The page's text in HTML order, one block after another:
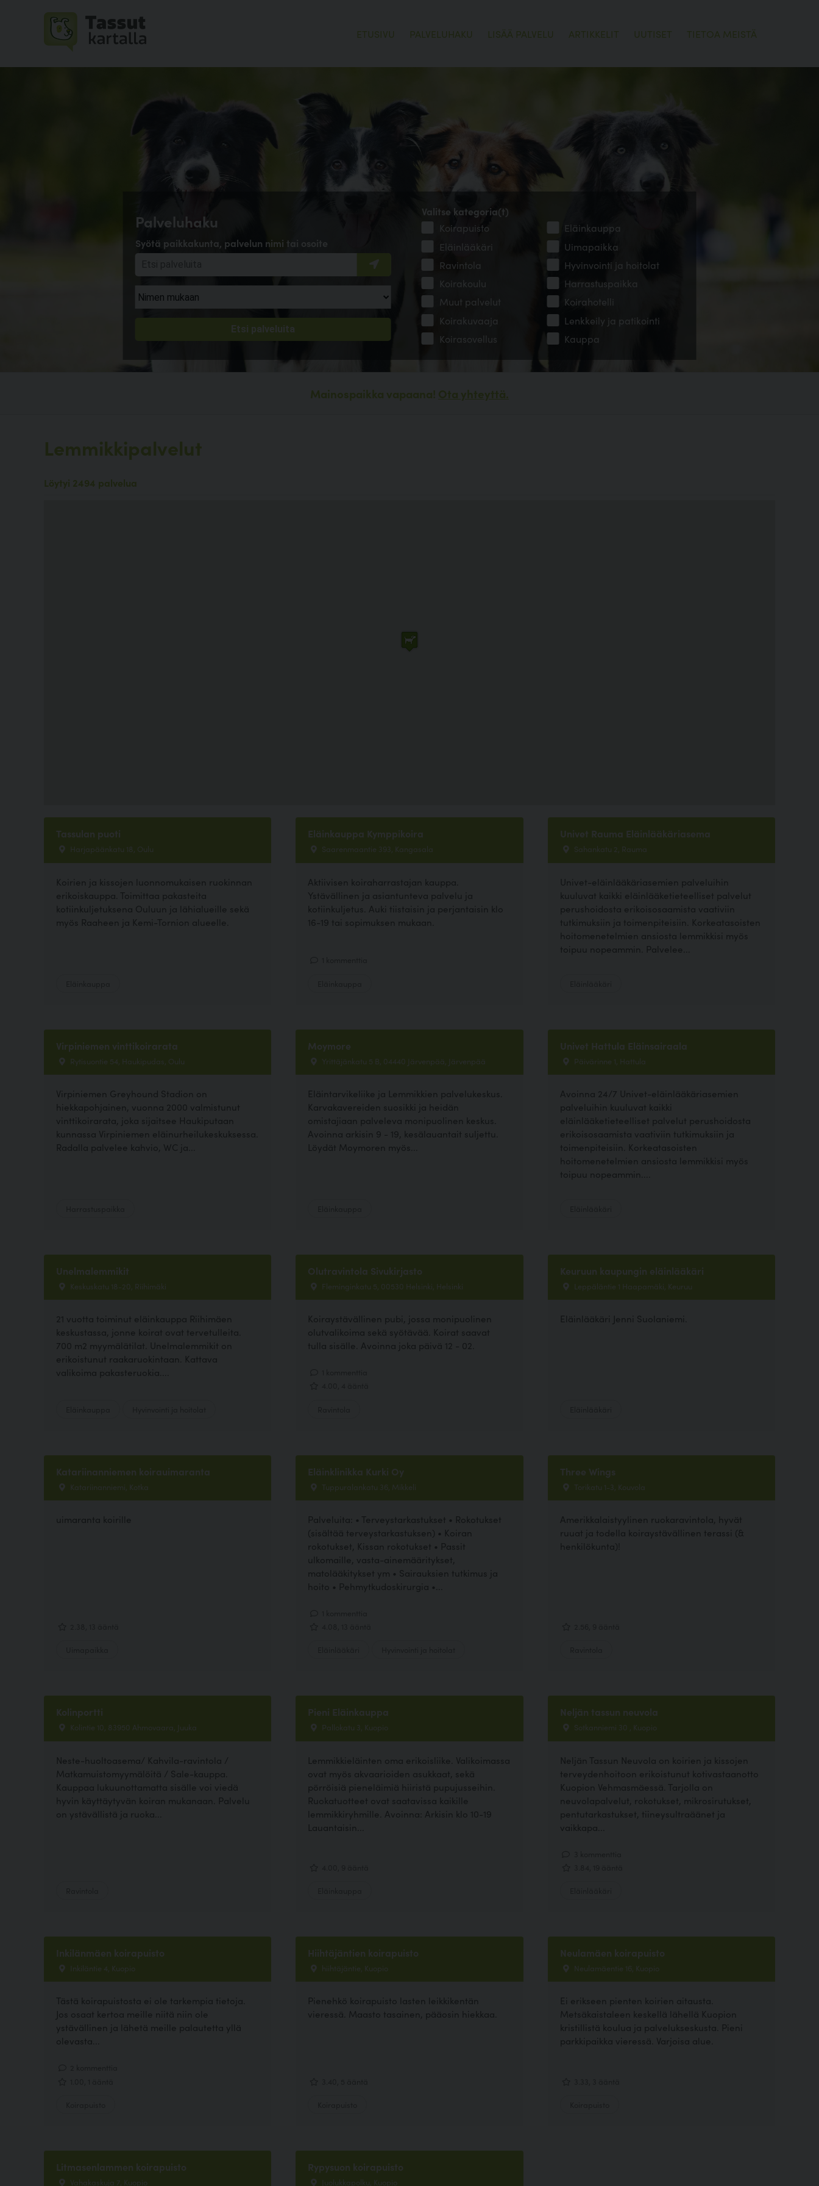
ETUSIVU PALVELUHAKU LISÄÄ PALVELU ARTIKKELIT UUTISET TIETOA MEISTÄ
Palveluhaku
Syötä paikkakunta, palvelun nimi tai osoite
Valitse kategoria(t)
Koirapuisto
Eläinkauppa
Eläinlääkäri
Uimapaikka
Ravintola
Hyvinvointi ja hoitolat
Koirakoulu
Harrastuspaikka
Muut palvelut
Koirahotelli
Koirakuvaaja
Lenkkeily ja patikointi
Koirasovellus
Kauppa
Mainospaikka vapaana! Ota yhteyttä.
Lemmikkipalvelut
Löytyi 2494 palvelua
Tassulan puoti
Harjapäänkatu 18, Oulu
Koirien ja kissojen luonnomukaisen ruokinnan
erikoiskauppa. Toimittaa pakasteita
kotiinkuljetuksena Ouluun ja lähialueille sekä
myös Raaheen ja Kemi-Tornion alueelle.
Eläinkauppa Kymppikoira
Saarenmaantie 393, Kangasala
Aktiivisen koiraharrastajan kauppa.
Ystävällinen ja asiantunteva palvelu ja
kotiinkuljetus. Auki tiistaisin ja perjantaisin klo
16-19 tai sopimuksen mukaan.
Univet Rauma Eläinlääkäriasema
Sahankatu 2, Rauma
Univet-eläinlääkäriasemien palveluihin
kuuluvat kaikki eläinlääketieteelliset palvelut
perushoidosta erikoisosaamista vaativiin
tutkimuksiin ja toimenpiteisiin. Korkeatasoisten
hoitomenetelmien ansiosta lemmikkisi myös
toipuu nopeammin. Palvelee...
Virpiniemen vinttikoirarata
Rytisuontie 54, Haukipudas, Oulu
Virpiniemen Greyhound Stadion on
hiekkapohjainen, vuonna 2000 valmistunut
vinttikoirarata, joka sijaitsee Haukiputaan
kunnassa Virpiniemen eläinurheilukeskuksessa.
Radalla palvelee kahvio, WC ja...
Moymore
Yrittäjänkatu 5 B, 04440 Järvenpää, Järvenpää
Eläintarvikeliike ja Lemmikkien palvelukeskus.
Karvakavereiden suosikki ja heidän
omistajiaan palveleva monipuolinen keskus.
Avoinna arkisin 9 - 19, kesälauantait suljettu.
Löydät Moymoren myös...
Univet Hattula Eläinsairaala
Päivärinne 1, Hattula
Avoinna 24/7 Univet-eläinlääkäriasemien
palveluihin kuuluvat kaikki
eläinlääketieteelliset palvelut perushoidosta
erikoisosaamista vaativiin tutkimuksiin ja
toimenpiteisiin. Korkeatasoisten
hoitomenetelmien ansiosta lemmikkisi myös
toipuu nopeammin....
Unelmalemmikit
Keskuskatu 18-20, Riihimäki
21 vuotta toiminut eläinkauppa Riihimäen
keskustassa, jonne koirat ovat tervetulleita.
700 m2 myymälätilat. Unelmalemmikit on
erikoistunut raakaruokintaan. Kattava
valikoima pakasteruokia....
Olutravintola Sivukirjasto
Fleminginkatu 5, 00530 Helsinki, Helsinki
Koiraystävällinen pubi, jossa monipuolinen
olutvalikoima sekä syötävää. Koirat saavat
tulla sisälle. Avoinna joka päivä 12 - 02.
Keuruun kaupungin eläinlääkäri
Leppäläntie 1 Haapamäki, Keuruu
Eläinlääkäri Jenni Suolaniemi.
Katariinanniemen koirauimaranta
Katariinanniemi, Kotka
uimaranta koirille
Eläinklinikka Kurki Oy
Tuppuralankatu 36, Mikkeli
Palveluita: • Terveystarkastukset • Rokotukset
(sisältää terveystarkastuksen) • Koiran
rokotukset, Kissan rokotukset • Passit
ulkomaille, vasta-ainemääritykset,
matolääkitykset ym • Sairauksien tutkimus ja
hoito • Pehmytkudoskirurgia •...
Three Wings
Torikatu 1-3, Kouvola
Amerikkalaistyylinen ruokaravintola, hyvät
ruuat ja todella koiraystävällinen terassi (&
henkilökunta)!
Kolinportti
Kolintie 10, 83950 Ahmovaara, Juuka
Neste-huoltoasema/ Kahvila-ravintola /
Matkamuistomyymälöitä / Sale-kauppa.
Kauppaa lukuunottamatta sisälle voi viedä
hyvin käyttäytyvän koiran mukanaan. Palvelu
on ystävällistä ja ruoka...
Pieni Eläinkauppa
Pallokatu 3, Kuopio
Lemmikkieläinten oma erikoisliike. Valikoimassa
ovat myös akvaarioiden asukkaat, sekä
pörröisiä pieneläimiä hiiristä pupujusseihin.
Ruokatuotteet ovat saatavissa kaikille
lemmikkiryhmille. Avoinna: Arkisin klo 10-19
Lauantaisin...
Neljän tassun neuvola
Sotkanniemi 30 , Kuopio
Neljän Tassun Neuvola on koirien ja kissojen
terveydenhoitoon erikoistunut kotivastaanotto
Kuopion Vehmasmäessä. Tarjolla on
neuvolapalvelut, rokotukset, mikrosirutukset,
pentutarkastukset, tiineysultraäänet ja
vaikkapa...
Inkilänmäen koirapuisto
Inkiläntie 4, Kuopio
Tästä koirapuistosta ei ole tarkempia tietoja.
Jos osaat kertoa meille niitä niin ole
ystävällinen ja lähetä meille palautetta yllä
olevasta...
Hiihtäjäntien koirapuisto
hiihtäjäntie, Kuopio
Pienehkö koirapuisto lasten leikkikentän
vieressä. Maasto tasainen, pääosin hiekkaa.
Neulamäen koirapuisto
Neulamäentie 16, Kuopio
Ei erikseen pienten koirien aitausta.
Metsäkaistaleen keskellä lähellä Kuopion
kristillistä koulua ja palvelukseskusta. Pieni
parkkipaikka vieressä. Varjoisa alue.
Litmasenlammen koirapuisto
Vahakaskuja 7, Kuopio
Rypysuon koirapuisto
Juolukkapolku, Kuopio